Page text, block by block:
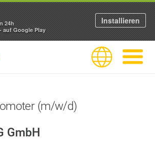
Sprache
(m/w/d)
GmbH
24h
auf Google Play
Installieren